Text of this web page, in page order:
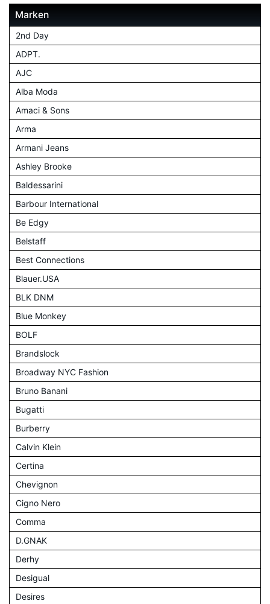
Marken
2nd Day
ADPT.
AJC
Alba Moda
Amaci & Sons
Arma
Armani Jeans
Ashley Brooke
Baldessarini
Barbour International
Be Edgy
Belstaff
Best Connections
Blauer.USA
BLK DNM
Blue Monkey
BOLF
Brandslock
Broadway NYC Fashion
Bruno Banani
Bugatti
Burberry
Calvin Klein
Certina
Chevignon
Cigno Nero
Comma
D.GNAK
Derhy
Desigual
Desires